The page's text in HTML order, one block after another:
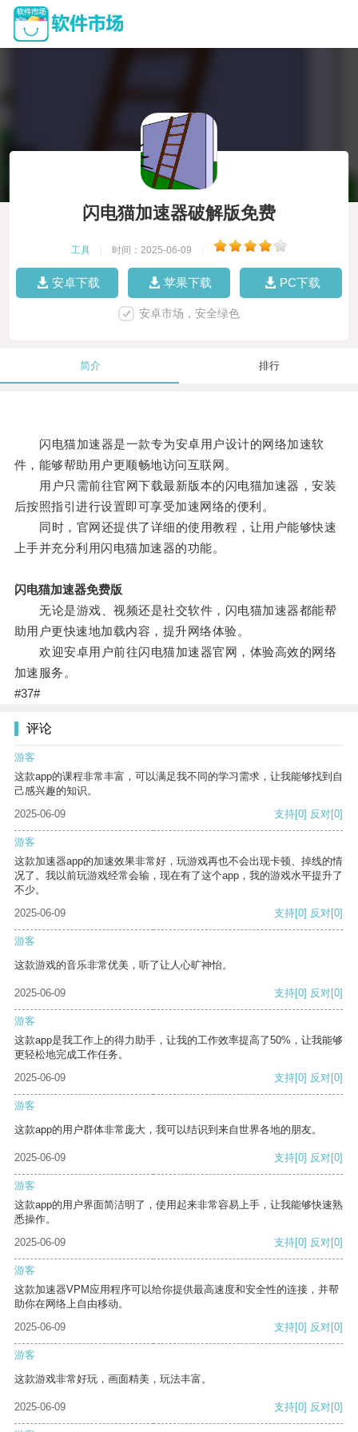
闪电猫加速器破解版免费
工具 时间：2025-06-09
安卓下载 苹果下载 PC下载
安卓市场，安全绿色
简介 排行
闪电猫加速器是一款专为安卓用户设计的网络加速软
件，能够帮助用户更顺畅地访问互联网。
用户只需前往官网下载最新版本的闪电猫加速器，安装
后按照指引进行设置即可享受加速网络的便利。
同时，官网还提供了详细的使用教程，让用户能够快速
上手并充分利用闪电猫加速器的功能。
闪电猫加速器免费版
无论是游戏、视频还是社交软件，闪电猫加速器都能帮
助用户更快速地加载内容，提升网络体验。
欢迎安卓用户前往闪电猫加速器官网，体验高效的网络
加速服务。
#37#
评论
游客
这款app的课程非常丰富，可以满足我不同的学习需求，让我能够找到自
己感兴趣的知识。
2025-06-09
支持[0] 反对[0]
游客
这款加速器app的加速效果非常好，玩游戏再也不会出现卡顿、掉线的情
况了。我以前玩游戏经常会输，现在有了这个app，我的游戏水平提升了
不少。
2025-06-09
支持[0] 反对[0]
游客
这款游戏的音乐非常优美，听了让人心旷神怡。
2025-06-09 支持[0] 反对[0]
游客
这款app是我工作上的得力助手，让我的工作效率提高了50%，让我能够
更轻松地完成工作任务。
2025-06-09
支持[0] 反对[0]
游客
这款app的用户群体非常庞大，我可以结识到来自世界各地的朋友。
2025-06-09 支持[0] 反对[0]
游客
这款app的用户界面简洁明了，使用起来非常容易上手，让我能够快速熟
悉操作。
2025-06-09
支持[0] 反对[0]
游客
这款加速器VPM应用程序可以给你提供最高速度和安全性的连接，并帮
助你在网络上自由移动。
2025-06-09
支持[0] 反对[0]
游客
这款游戏非常好玩，画面精美，玩法丰富。
2025-06-09 支持[0] 反对[0]